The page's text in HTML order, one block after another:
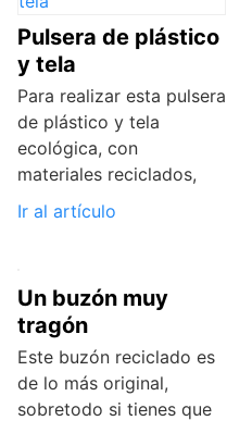
Pulsera de plástico
y tela
Para realizar esta pulsera
de plástico y tela
ecológica, con
materiales reciclados,
Ir al artículo
Un buzón muy
tragón
Este buzón reciclado es
de lo más original,
sobretodo si tienes que